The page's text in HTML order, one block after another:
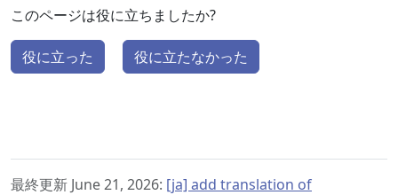
このページは役に立ちましたか?
役に立った 役に立たなかった
最終更新 June 21, 2026: [ja] add translation of